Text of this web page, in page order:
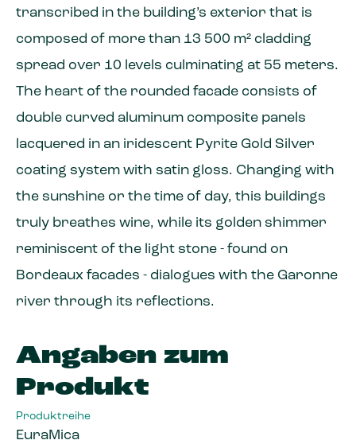
transcribed in the building’s exterior that is
composed of more than 13 500 m² cladding
spread over 10 levels culminating at 55 meters.
The heart of the rounded facade consists of
double curved aluminum composite panels
lacquered in an iridescent Pyrite Gold Silver
coating system with satin gloss. Changing with
the sunshine or the time of day, this buildings
truly breathes wine, while its golden shimmer
reminiscent of the light stone - found on
Bordeaux facades - dialogues with the Garonne
river through its reflections.
Angaben zum
Produkt
Produktreihe
EuraMica